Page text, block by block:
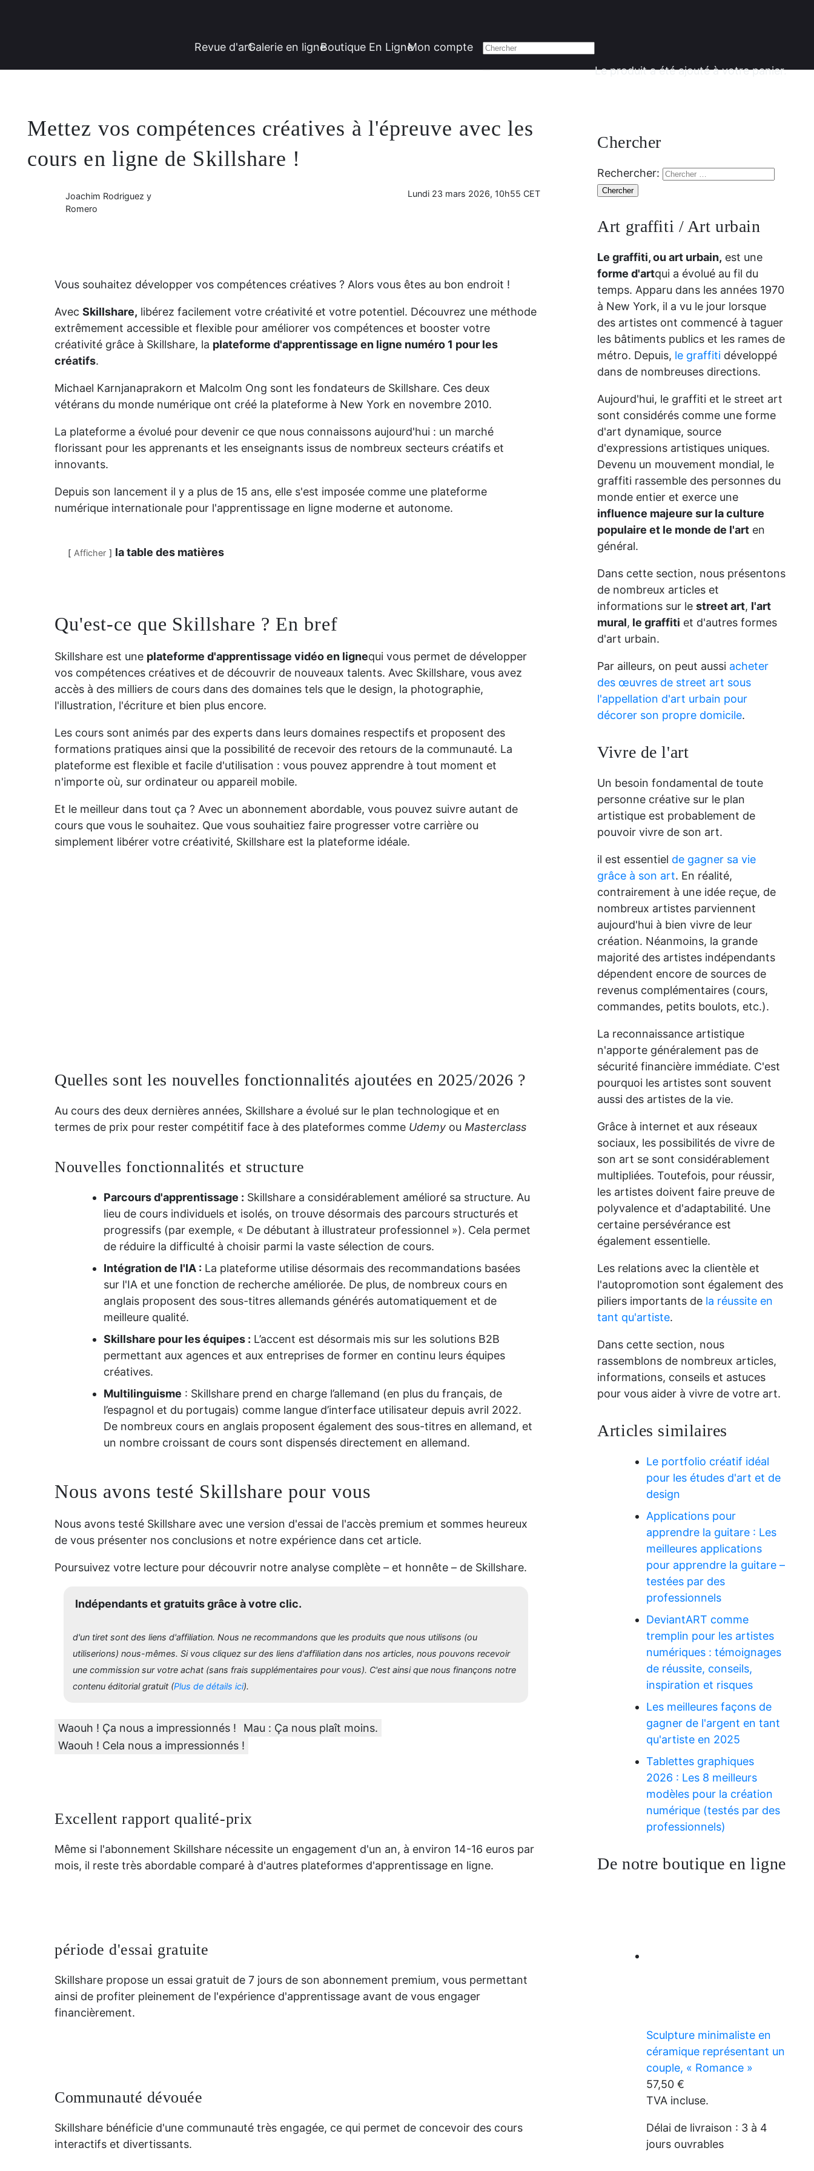
Revue d'artGalerie en ligneBoutique En LigneMon compte
Le produita été ajouté à votre panier.
Mettez vos compétences créatives à l'épreuve avec les
cours en ligne de Skillshare !
Joachim Rodriguez y
Romero
Lundi 23 mars 2026, 10h55 CET
Vous souhaitez développer vos compétences créatives ? Alors vous êtes au bon endroit !
Avec Skillshare, libérez facilement votre créativité et votre potentiel. Découvrez une méthode
extrêmement accessible et flexible pour améliorer vos compétences et booster votre
créativité grâce à Skillshare, la plateforme d'apprentissage en ligne numéro 1 pour les
créatifs.
Michael Karnjanaprakorn et Malcolm Ong sont les fondateurs de Skillshare. Ces deux
vétérans du monde numérique ont créé la plateforme à New York en novembre 2010.
La plateforme a évolué pour devenir ce que nous connaissons aujourd'hui : un marché
florissant pour les apprenants et les enseignants issus de nombreux secteurs créatifs et
innovants.
Depuis son lancement il y a plus de 15 ans, elle s'est imposée comme une plateforme
numérique internationale pour l'apprentissage en ligne moderne et autonome.
Afficher la table des matières
Qu'est-ce que Skillshare ? En bref
Skillshare est une plateforme d'apprentissage vidéo en lignequi vous permet de développer
vos compétences créatives et de découvrir de nouveaux talents. Avec Skillshare, vous avez
accès à des milliers de cours dans des domaines tels que le design, la photographie,
l'illustration, l'écriture et bien plus encore.
Les cours sont animés par des experts dans leurs domaines respectifs et proposent des
formations pratiques ainsi que la possibilité de recevoir des retours de la communauté. La
plateforme est flexible et facile d'utilisation : vous pouvez apprendre à tout moment et
n'importe où, sur ordinateur ou appareil mobile.
Et le meilleur dans tout ça ? Avec un abonnement abordable, vous pouvez suivre autant de
cours que vous le souhaitez. Que vous souhaitiez faire progresser votre carrière ou
simplement libérer votre créativité, Skillshare est la plateforme idéale.
Quelles sont les nouvelles fonctionnalités ajoutées en 2025/2026 ?
Au cours des deux dernières années, Skillshare a évolué sur le plan technologique et en
termes de prix pour rester compétitif face à des plateformes comme Udemy ou Masterclass
Nouvelles fonctionnalités et structure
Parcours d'apprentissage : Skillshare a considérablement amélioré sa structure. Au
lieu de cours individuels et isolés, on trouve désormais des parcours structurés et
progressifs (par exemple, « De débutant à illustrateur professionnel »). Cela permet
de réduire la difficulté à choisir parmi la vaste sélection de cours.
Intégration de l'IA : La plateforme utilise désormais des recommandations basées
sur l'IA et une fonction de recherche améliorée. De plus, de nombreux cours en
anglais proposent des sous-titres allemands générés automatiquement et de
meilleure qualité.
Skillshare pour les équipes : L’accent est désormais mis sur les solutions B2B
permettant aux agences et aux entreprises de former en continu leurs équipes
créatives.
Multilinguisme : Skillshare prend en charge l’allemand (en plus du français, de
l’espagnol et du portugais) comme langue d’interface utilisateur depuis avril 2022.
De nombreux cours en anglais proposent également des sous-titres en allemand, et
un nombre croissant de cours sont dispensés directement en allemand.
Nous avons testé Skillshare pour vous
Nous avons testé Skillshare avec une version d'essai de l'accès premium et sommes heureux
de vous présenter nos conclusions et notre expérience dans cet article.
Poursuivez votre lecture pour découvrir notre analyse complète – et honnête – de Skillshare.
Indépendants et gratuits grâce à votre clic.
d'un tiret sont des liens d'affiliation. Nous ne recommandons que les produits que nous utilisons (ou
utiliserions) nous-mêmes. Si vous cliquez sur des liens d'affiliation dans nos articles, nous pouvons recevoir
une commission sur votre achat (sans frais supplémentaires pour vous). C'est ainsi que nous finançons notre
contenu éditorial gratuit (Plus de détails ici).
Waouh ! Ça nous a impressionnés !
Mau : Ça nous plaît moins.
Waouh ! Cela nous a impressionnés !
Excellent rapport qualité-prix
Même si l'abonnement Skillshare nécessite un engagement d'un an, à environ 14-16 euros par
mois, il reste très abordable comparé à d'autres plateformes d'apprentissage en ligne.
période d'essai gratuite
Skillshare propose un essai gratuit de 7 jours de son abonnement premium, vous permettant
ainsi de profiter pleinement de l'expérience d'apprentissage avant de vous engager
financièrement.
Communauté dévouée
Skillshare bénéficie d'une communauté très engagée, ce qui permet de concevoir des cours
interactifs et divertissants.
Chercher
Rechercher:
Art graffiti / Art urbain
Le graffiti, ou art urbain, est une
forme d'artqui a évolué au fil du
temps. Apparu dans les années 1970
à New York, il a vu le jour lorsque
des artistes ont commencé à taguer
les bâtiments publics et les rames de
métro. Depuis, le graffiti développé
dans de nombreuses directions.
Aujourd'hui, le graffiti et le street art
sont considérés comme une forme
d'art dynamique, source
d'expressions artistiques uniques.
Devenu un mouvement mondial, le
graffiti rassemble des personnes du
monde entier et exerce une
influence majeure sur la culture
populaire et le monde de l'art en
général.
Dans cette section, nous présentons
de nombreux articles et
informations sur lestreet art, l'art
mural, le graffiti et d'autres formes
d'art urbain.
Par ailleurs, on peut aussi acheter
des œuvres de street art sous
l'appellation d'art urbain pour
décorer son propre domicile.
Vivre de l'art
Un besoin fondamental de toute
personne créative sur le plan
artistique est probablement de
pouvoir vivre de son art.
il est essentiel de gagner sa vie
grâce à son art. En réalité,
contrairement à une idée reçue, de
nombreux artistes parviennent
aujourd'hui à bien vivre de leur
création. Néanmoins, la grande
majorité des artistes indépendants
dépendent encore de sources de
revenus complémentaires (cours,
commandes, petits boulots, etc.).
La reconnaissance artistique
n'apporte généralement pas de
sécurité financière immédiate. C'est
pourquoi les artistes sont souvent
aussi des artistes de la vie.
Grâce à internet et aux réseaux
sociaux, les possibilités de vivre de
son art se sont considérablement
multipliées. Toutefois, pour réussir,
les artistes doivent faire preuve de
polyvalence et d'adaptabilité. Une
certaine persévérance est
également essentielle.
Les relations avec la clientèle et
l'autopromotion sont également des
piliers importants de la réussite en
tant qu'artiste.
Dans cette section, nous
rassemblons de nombreux articles,
informations, conseils et astuces
pour vous aider à vivre de votre art.
Articles similaires
Le portfolio créatif idéal
pour les études d'art et de
design
Applications pour
apprendre la guitare : Les
meilleures applications
pour apprendre la guitare –
testées par des
professionnels
DeviantART comme
tremplin pour les artistes
numériques : témoignages
de réussite, conseils,
inspiration et risques
Les meilleures façons de
gagner de l'argent en tant
qu'artiste en 2025
Tablettes graphiques
2026 : Les 8 meilleurs
modèles pour la création
numérique (testés par des
professionnels)
De notre boutique en ligne
Sculpture minimaliste en
céramique représentant un
couple, « Romance »
57,50€
TVA incluse.
Délai de livraison : 3 à 4
jours ouvrables